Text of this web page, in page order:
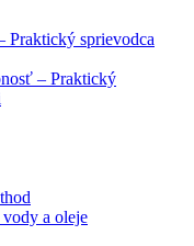
Praktický sprievodca
– Praktický
a oleje